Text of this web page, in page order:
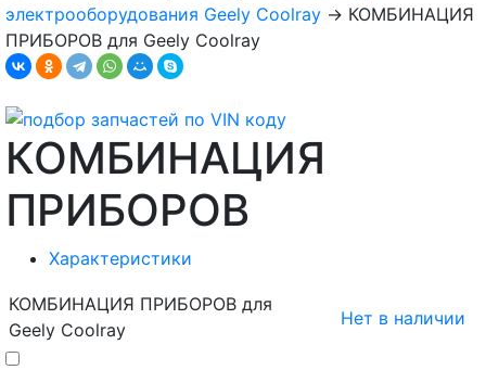
электрооборудования Geely Coolray → КОМБИНАЦИЯ
ПРИБОРОВ для Geely Coolray
КОМБИНАЦИЯ
ПРИБОРОВ
Характеристики
КОМБИНАЦИЯ ПРИБОРОВ для
Geely Coolray
Нет в наличии